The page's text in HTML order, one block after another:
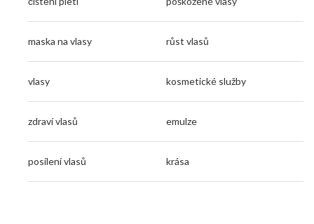
maska na vlasy růst vlasů
vlasy kosmetické služby
zdraví vlasů emulze
posílení vlasů krása